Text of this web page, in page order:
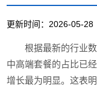
更新时间：2026-05-
根据最新的行业
中高端套餐的占比已
增长最为明显。这表